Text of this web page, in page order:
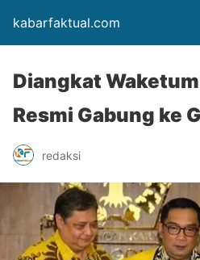
kabarfaktual.com
Diangkat
Resmi Gabung ke
redaksi